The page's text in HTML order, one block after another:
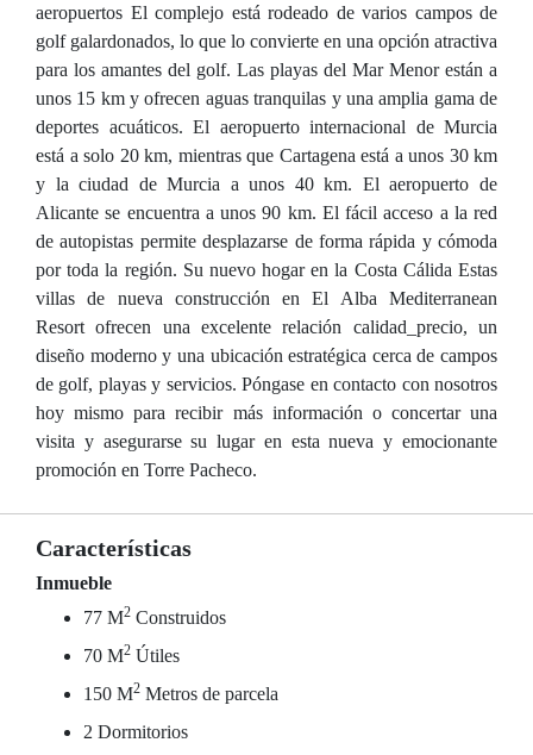
aeropuertos El complejo está rodeado de varios campos de
golf galardonados, lo que lo convierte en una opción atractiva
para los amantes del golf. Las playas del Mar Menor están a
unos 15 km y ofrecen aguas tranquilas y una amplia gama de
deportes acuáticos. El aeropuerto internacional de Murcia
está a solo 20 km, mientras que Cartagena está a unos 30 km
y la ciudad de Murcia a unos 40 km. El aeropuerto de
Alicante se encuentra a unos 90 km. El fácil acceso a la red
de autopistas permite desplazarse de forma rápida y cómoda
por toda la región. Su nuevo hogar en la Costa Cálida Estas
villas de nueva construcción en El Alba Mediterranean
Resort ofrecen una excelente relación calidad_precio, un
diseño moderno y una ubicación estratégica cerca de campos
de golf, playas y servicios. Póngase en contacto con nosotros
hoy mismo para recibir más información o concertar una
visita y asegurarse su lugar en esta nueva y emocionante
promoción en Torre Pacheco.
Características
Inmueble
77 M2 Construidos
70 M2 Útiles
150 M2 Metros de parcela
2 Dormitorios